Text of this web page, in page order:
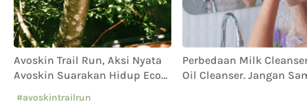
Avoskin Trail Run, Aksi Nyata
Avoskin Suarakan Hidup Eco
#avoskintrailrun
Perbedaan Milk
Oil Cleanser. Jangan